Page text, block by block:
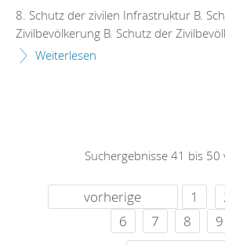
8. Schutz der zivilen Infrastruktur B.
Zivilbevölkerung B. Schutz der
Weiterlesen
Suchergebnisse 41 bis 50
vorherige 1
6
7 8 9